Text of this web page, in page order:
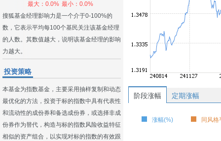
最大：0.0% 最小：0.0%
搜狐基金经理影响力是一个介于0-100%的
数，它表示平均每100个基民关注该基金经理
的人数。其数值越大，说明该基金经理的影响
力越大。
投资策略
本基金为指数基金，主要采用抽样复制和动态
最优化的方法，投资于标的指数中具有代表性
和流动性的成份券和备选成份券，或选择非成
份券作为替代，构造与标的指数风险收益特征
相似的资产组合，以实现对标的指数的有效跟
阶段涨幅 定期涨幅
涨幅(%) 同风格